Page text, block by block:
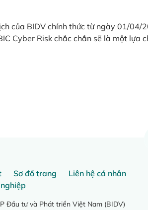
của BIDV chính thức từ ngày 01/04/
Cyber Risk chắc chắn sẽ là một lựa
Sơ đồ trang
Liên hệ cá nhân
Đầu tư và Phát triển Việt Nam (BIDV)